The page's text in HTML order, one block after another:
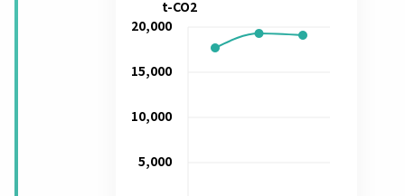
5,000
10,000
15,000
20,000
t-CO2